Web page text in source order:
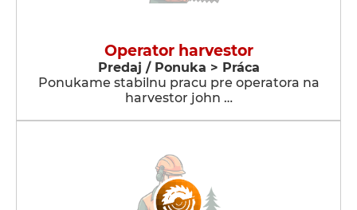
Operator harvestor
Predaj / Ponuka > Práca
Ponukame stabilnu pracu pre operatora na
harvestor john …